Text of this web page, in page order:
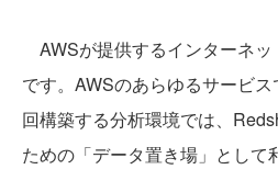
AWSが提供するインターネ
です。AWSのあらゆるサービ
回構築する分析環境では、
ための「データ置き場」として